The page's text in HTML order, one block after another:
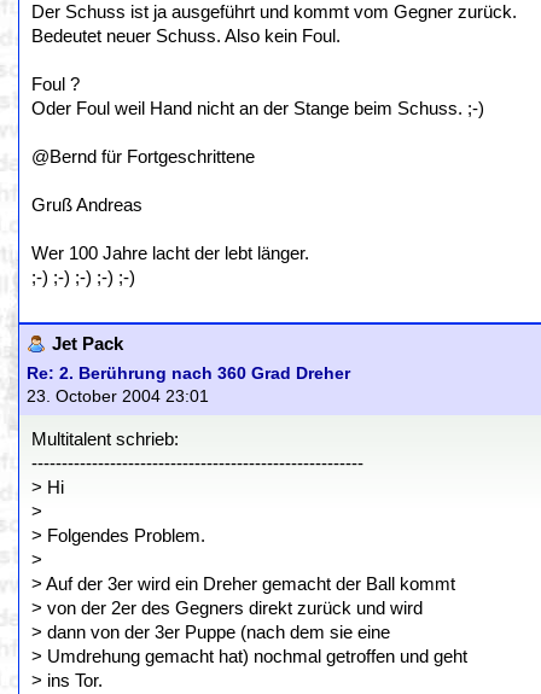
Der Schuss ist ja ausgeführt und kommt vom Gegner zurück.
Bedeutet neuer Schuss. Also kein Foul.
Foul ?
Oder Foul weil Hand nicht an der Stange beim Schuss. ;-)
@Bernd für Fortgeschrittene
Gruß Andreas
Wer 100 Jahre lacht der lebt länger.
;-) ;-) ;-) ;-) ;-)
Jet Pack
Re: 2. Berührung nach 360 Grad Dreher
23. October 2004 23:01
Multitalent schrieb:
-------------------------------------------------------
> Hi
>
> Folgendes Problem.
>
> Auf der 3er wird ein Dreher gemacht der Ball kommt
> von der 2er des Gegners direkt zurück und wird
> dann von der 3er Puppe (nach dem sie eine
> Umdrehung gemacht hat) nochmal getroffen und geht
> ins Tor.